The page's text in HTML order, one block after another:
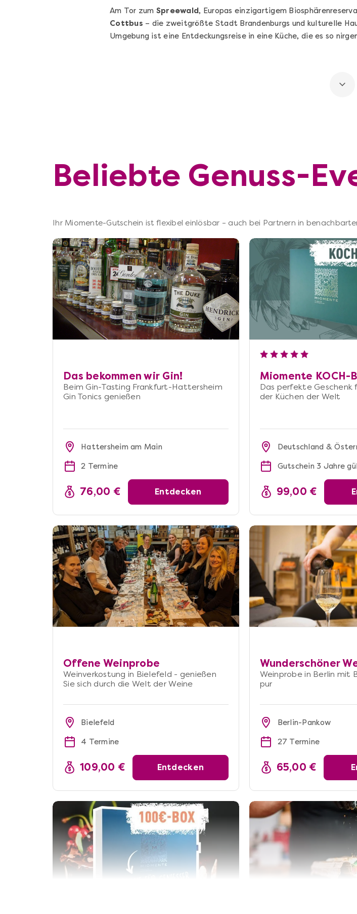
Am Tor zum Spreewald, Europas einzigartigem
Cottbus – die zweitgrößte Stadt Brandenburgs und kulturelle
Umgebung ist eine Entdeckungsreise in eine Küche, die es so
Beliebte Genuss-
Ihr Miomente-Gutschein ist flexibel einlösbar – auch bei Partnern in
Das bekommen wir Gin!
Beim Gin-Tasting Frankfurt-Hattersheim
Gin Tonics genießen
Hattersheim am Main
2 Termine
76,00 € Entdecken
Miomente KOCH-
Das perfekte Geschenk
der Küchen der Welt
Deutschland &
Gutschein 3 Jahre
99,00 €
Offene Weinprobe
Weinverkostung in Bielefeld - genießen
Sie sich durch die Welt der Weine
Bielefeld
4 Termine
109,00 € Entdecken
Wunderschöner
Weinprobe in Berlin mit
pur
Berlin-Pankow
27 Termine
65,00 €